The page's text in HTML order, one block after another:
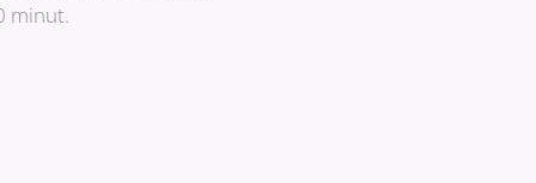
minut.